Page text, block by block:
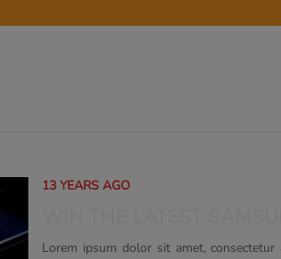
13 YEARS AGO
Lorem ipsum dolor sit amet, consectetur